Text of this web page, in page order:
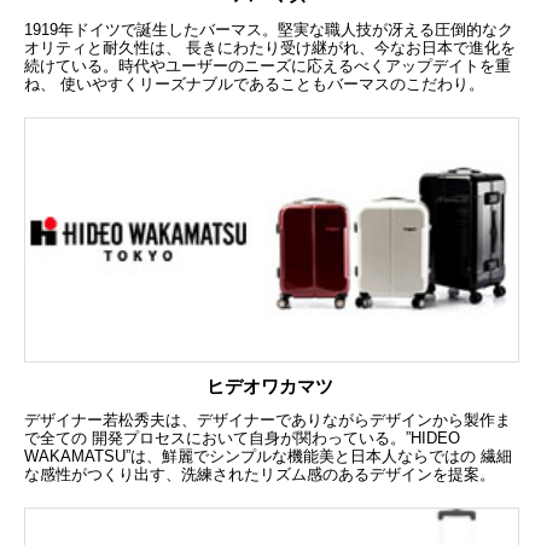
1919年ドイツで誕生したバーマス。堅実な職人技が冴える圧倒的なク
オリティと耐久性は、 長きにわたり受け継がれ、今なお日本で進化を
続けている。時代やユーザーのニーズに応えるべくアップデイトを重
ね、 使いやすくリーズナブルであることもバーマスのこだわり。
ヒデオワカマツ
デザイナー若松秀夫は、デザイナーでありながらデザインから製作ま
で全ての 開発プロセスにおいて自身が関わっている。”HIDEO
WAKAMATSU”は、鮮麗でシンプルな機能美と日本人ならではの 繊細
な感性がつくり出す、洗練されたリズム感のあるデザインを提案。